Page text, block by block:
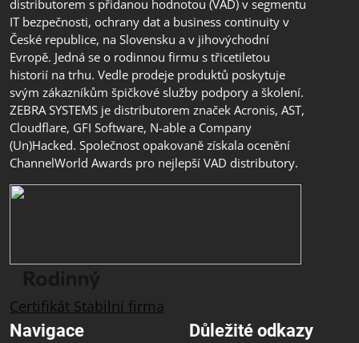
distributorem s přidanou hodnotou (VAD) v segmentu
IT bezpečnosti, ochrany dat a business continuity v
České republice, na Slovensku a v jihovýchodní
Evropě. Jedná se o rodinnou firmu s třicetiletou
historií na trhu. Vedle prodeje produktů poskytuje
svým zákazníkům špičkové služby podpory a školení.
ZEBRA SYSTEMS je distributorem značek Acronis, AST,
Cloudflare, GFI Software, N-able a Company
(Un)Hacked. Společnost opakovaně získala ocenění
ChannelWorld Awards pro nejlepší VAD distributory.
Certifikát Stabilní firma
Navigace Důležité odkazy